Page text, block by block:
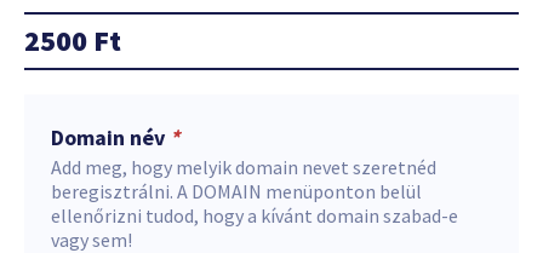
2500 Ft
Domain név *
Add meg, hogy melyik domain nevet szeretnéd
beregisztrálni. A DOMAIN menüponton belül
ellenőrizni tudod, hogy a kívánt domain szabad-e
vagy sem!